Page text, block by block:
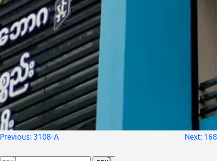
စာမူ
Previous: 3108-A Next: 168